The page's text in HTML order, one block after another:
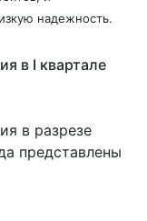
надежность.
в I квартале
в разрезе
представлены